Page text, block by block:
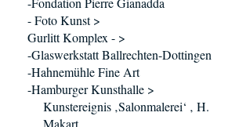
- Foto Kunst >
Gurlitt Komplex - >
-Glaswerkstatt Ballrechten-Dottingen
-Hahnemühle Fine Art
-Hamburger Kunsthalle >
Kunstereignis ‚Salonmalerei‘ ‚ H.
Makart